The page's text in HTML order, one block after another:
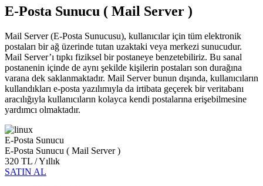
E-Posta Sunucu ( Mail Server )
Mail Server (E-Posta Sunucusu), kullanıcılar için tüm elektronik
postaları bir ağ üzerinde tutan uzaktaki veya merkezi sunucudur.
Mail Server’ı tıpkı fiziksel bir postaneye benzetebiliriz. Bu sanal
postanenin içinde de aynı şekilde kişilerin postaları son durağına
varana dek saklanmaktadır. Mail Server bunun dışında, kullanıcıların
kullandıkları e-posta yazılımıyla da irtibata geçerek bir veritabanı
aracılığıyla kullanıcıların kolayca kendi postalarına erişebilmesine
yardımcı olmaktadır.
E-Posta Sunucu
E-Posta Sunucu ( Mail Server )
320 TL / Yıllık
SATIN AL